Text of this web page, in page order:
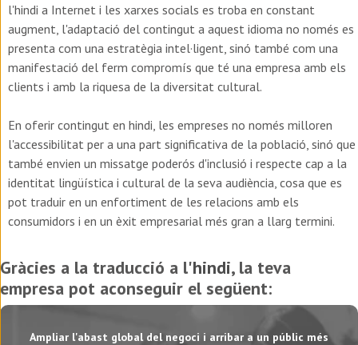
l'hindi a Internet i les xarxes socials es troba en constant
augment, l'adaptació del contingut a aquest idioma no només es
presenta com una estratègia intel·ligent, sinó també com una
manifestació del ferm compromís que té una empresa amb els
clients i amb la riquesa de la diversitat cultural.
En oferir contingut en hindi, les empreses no només milloren
l'accessibilitat per a una part significativa de la població, sinó que
també envien un missatge poderós d'inclusió i respecte cap a la
identitat lingüística i cultural de la seva audiència, cosa que es
pot traduir en un enfortiment de les relacions amb els
consumidors i en un èxit empresarial més gran a llarg termini.
Gràcies a la traducció a l'hindi, la teva
empresa pot aconseguir el següent:
Ampliar l'abast global del negoci i arribar a un públic més